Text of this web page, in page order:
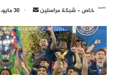
خاص - شبكة مراسلين
أرسل
إلكترونيا
30 مايو، 2026